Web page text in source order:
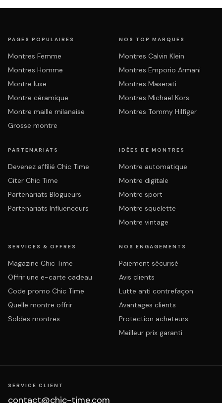
PAGES POPULAIRES
Montres Femme
Montres Homme
Montre luxe
Montre céramique
Montre maille milanaise
Grosse montre
NOS TOP MARQUES
Montres Calvin Klein
Montres Emporio Armani
Montres Maserati
Montres Michael Kors
Montres Tommy Hilfiger
PARTENARIATS
Devenez affilié Chic Time
Citer Chic Time
Partenariats Blogueurs
Partenariats Influenceurs
IDÉES DE MONTRES
Montre automatique
Montre digitale
Montre sport
Montre squelette
Montre vintage
SERVICES & OFFRES
Magazine Chic Time
Offrir une e-carte cadeau
Code promo Chic Time
Quelle montre offrir
Soldes montres
NOS ENGAGEMENTS
Paiement sécurisé
Avis clients
Lutte anti contrefaçon
Avantages clients
Protection acheteurs
Meilleur prix garanti
SERVICE CLIENT
contact@chic-time.com